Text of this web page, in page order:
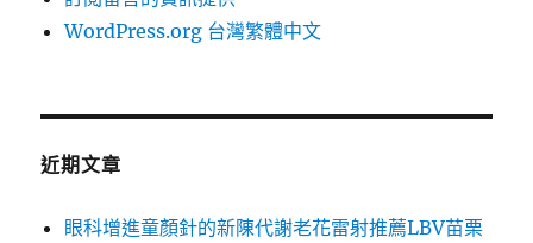
WordPress.org 台灣繁體中文
近期文章
眼科增進童顏針的新陳代謝老花雷射推薦LBV苗栗